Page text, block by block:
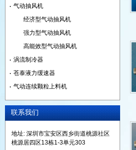
气动抽风机
经济型气动抽风机
强力型气动抽风机
高能效型气动抽风机
涡流制冷器
苍泰液力缓速器
气动连续颗粒上料机
联系我们
地址: 深圳市宝安区西乡街道桃源社区
桃源居四区13栋1-3单元303